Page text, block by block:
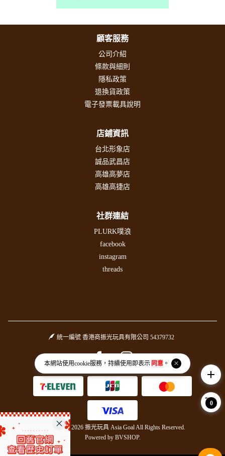
本網站使用cookie服務，持續使用即表示 同意。
顧客服務
公司介紹
條款與細則
隱私政策
退換貨政策
電子發票載具說明
店鋪資訊
台北形象店
誠品武昌店
高雄高夢店
高雄高捷店
社群連結
PLURK噗浪
facebook
instagram
threads
統一編號 香港商振光玩具有限公司 54379732
Facebook pageInstagram page
Copyright © 2026 振光玩具 Asia Goal All Rights Reserved.
Powered by BVSHOP.
add
0